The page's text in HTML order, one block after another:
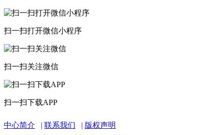
扫一扫打开微信小程序
扫一扫关注微信
扫一扫下载APP
中心简介 联系我们
版权声明